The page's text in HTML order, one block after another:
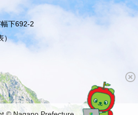
幅下692-2
）